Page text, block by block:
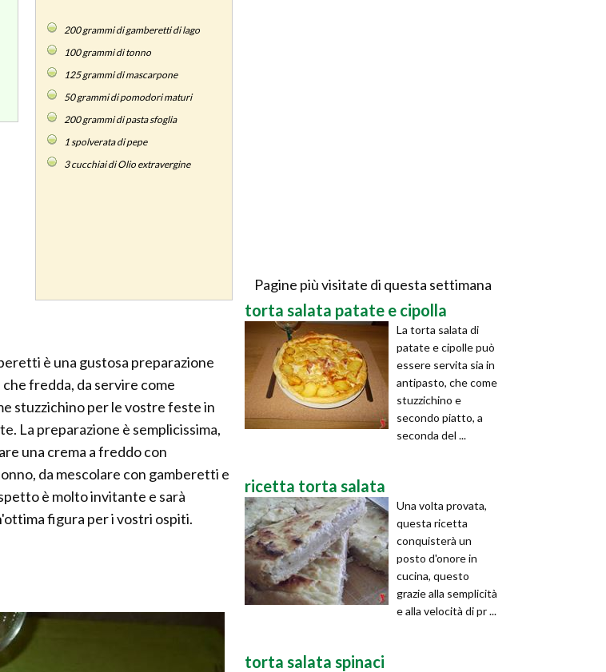
200grammi di gamberetti di lago
100grammi di tonno
125grammi di mascarpone
50grammi di pomodori maturi
200grammi di pasta sfoglia
1spolverata di pepe
3cucchiai di Olio extravergine
è una gustosa preparazione
fredda, da servire come
stuzzichino per le vostre feste in
La preparazione è semplicissima,
una crema a freddo con
da mescolare con gamberetti e
è molto invitante e sarà
figura per i vostri ospiti.
Pagine più visitate di questa settimana
torta salata patate e cipolla
La torta salata di
patate e cipolle può
essere servita sia in
antipasto, che come
stuzzichino e
secondo piatto, a
seconda del ...
ricetta torta salata
Una volta provata,
questa ricetta
conquisterà un
posto d'onore in
cucina, questo
grazie alla semplicità
e alla velocità di pr ...
torta salata spinaci